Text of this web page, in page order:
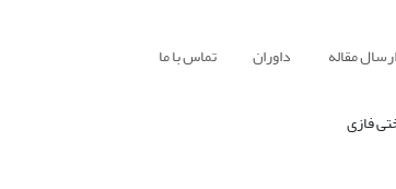
ارسال مقاله داوران تماس با ما
فازی